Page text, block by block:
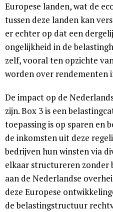
Europese landen, wat de
tussen deze landen kan
er echter op dat een
ongelijkheid in de
zelf, vooral ten opzichte
worden over rendementen
De impact op de
zijn. Box 3 is een
toepassing is op sparen en
de inkomsten uit deze
bedrijven hun winsten via
elkaar structureren zonder
aan de Nederlandse
deze Europese
de belastingstructuur